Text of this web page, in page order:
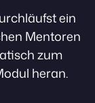
ein
Mentoren
zum
heran.